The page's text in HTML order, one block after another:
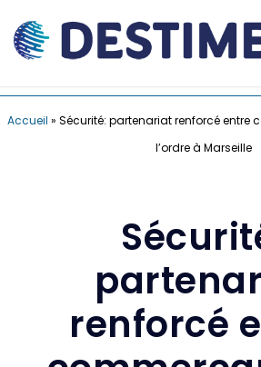
Accueil » Sécurité: partenariat renforcé entre
l’ordre à Marseille
renforcé